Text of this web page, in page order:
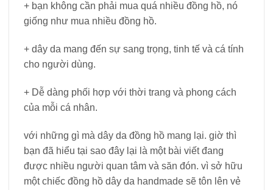
+ bạn không cần phải mua quá nhiều đồng hồ, nó
giống như mua nhiều đồng hồ.
+ dây da mang đến sự sang trọng, tinh tế và cá tính
cho người dùng.
+ Dễ dàng phối hợp với thời trang và phong cách
của mỗi cá nhân.
với những gì mà dây da đồng hồ mang lại. giờ thì
bạn đã hiểu tại sao đây lại là một bài viết đang
được nhiều người quan tâm và săn đón. vì sở hữu
một chiếc đồng hồ dây da handmade sẽ tôn lên vẻ